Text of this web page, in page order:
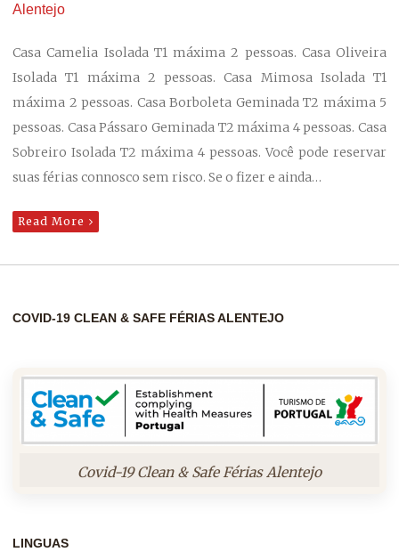
Alentejo
Casa Camelia Isolada T1 máxima 2 pessoas. Casa Oliveira
Isolada T1 máxima 2 pessoas. Casa Mimosa Isolada T1
máxima 2 pessoas. Casa Borboleta Geminada T2 máxima 5
pessoas. Casa Pássaro Geminada T2 máxima 4 pessoas. Casa
Sobreiro Isolada T2 máxima 4 pessoas. Você pode reservar
suas férias connosco sem risco. Se o fizer e ainda…
Read More
COVID-19 CLEAN & SAFE FÉRIAS ALENTEJO
Covid-19 Clean & Safe Férias Alentejo
LINGUAS